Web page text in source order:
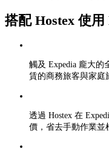
搭配 Hostex 使
觸及 Expedia 龐大的
賃的商務旅客與家庭
透過 Hostex 在
價，省去手動作業並